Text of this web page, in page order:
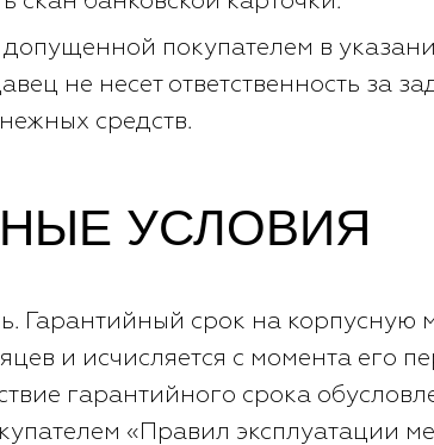
покупателем в
не несет ответственность за
средств.
УСЛОВИЯ
Гарантийный срок на корпусную
и исчисляется с момента его
гарантийного срока
«Правил эксплуатации